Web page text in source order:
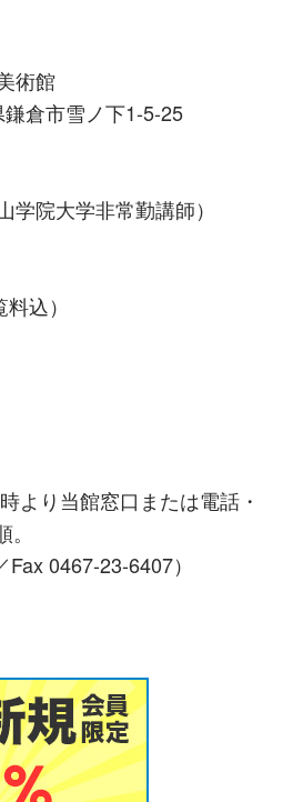
術館
倉市雪ノ下1-5-25
院大学非常勤講師）
込）
より当館窓口または電話・
Fax 0467-23-6407）